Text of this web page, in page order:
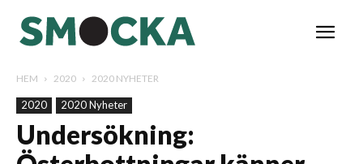
HEM 2020 2020 NYHETER
2020 2020 Nyheter
Undersökning: